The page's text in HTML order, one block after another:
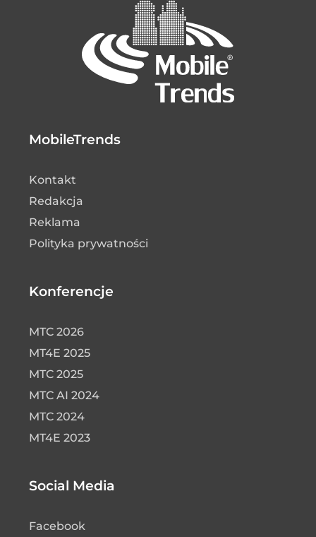
MobileTrends
Kontakt
Redakcja
Reklama
Polityka prywatności
Konferencje
MTC 2026
MT4E 2025
MTC 2025
MTC AI 2024
MTC 2024
MT4E 2023
Social Media
Facebook